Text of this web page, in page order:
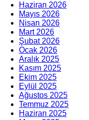
Haziran 2026
Mayıs 2026
Nisan 2026
Mart 2026
Şubat 2026
Ocak 2026
Aralık 2025
Kasım 2025
Ekim 2025
Eylül 2025
Ağustos 2025
Temmuz 2025
Haziran 2025